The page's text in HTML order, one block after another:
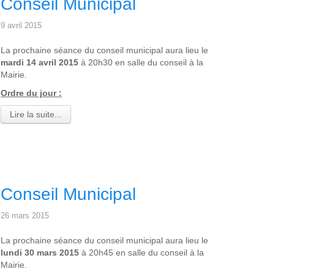
9 avril 2015
La prochaine séance du conseil municipal aura lieu le
mardi 14 avril 2015 à 20h30 en salle du conseil à la
Mairie.
Ordre du jour :
Lire la suite...
Conseil Municipal
26 mars 2015
La prochaine séance du conseil municipal aura lieu le
lundi 30 mars 2015 à 20h45 en salle du conseil à la
Mairie.